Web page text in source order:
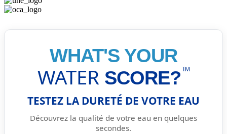
WHAT'S YOUR
WATER SCORE? TM
TESTEZ LA DURETÉ DE VOTRE EAU
Découvrez la qualité de votre eau en quelques
secondes.